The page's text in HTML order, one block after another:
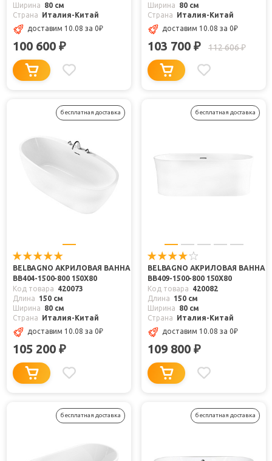
Ширина
80 см
Страна
Италия-Китай
доставим 10.08 за 0₽
100 600 ₽
Ширина
80 см
Страна
Италия-Китай
доставим 10.08 за 0₽
103 700 ₽ 112 606₽
бесплатная доставка
BELBAGNO АКРИЛОВАЯ ВАННА
BB404-1500-800 150X80
Код товара
420073
Длина
150 см
Ширина
80 см
Страна
Италия-Китай
доставим 10.08 за 0₽
105 200 ₽
бесплатная доставка
BELBAGNO АКРИЛОВАЯ ВАННА
BB409-1500-800 150X80
Код товара
420082
Длина
150 см
Ширина
80 см
Страна
Италия-Китай
доставим 10.08 за 0₽
109 800 ₽
бесплатная доставка бесплатная доставка